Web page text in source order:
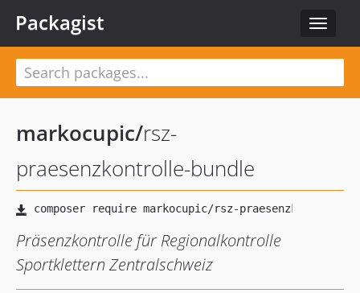
Toggle
Packagist
markocupic/rsz-
praesenzkontrolle-bundle
Präsenzkontrolle für Regionalkontrolle
Sportklettern Zentralschweiz